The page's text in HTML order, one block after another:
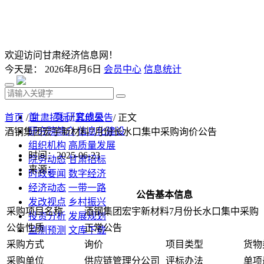
欢迎访问甘肃经济信息网！
今天是： 2026年8月6日 会员中心 信息统计
首 页 研究成果
研究院简介 信息化建设
组织机构 高质量发展
院务动态 甘肃招标
时政要闻 数字经济
经济动态 一带一路
发改视点 乡村振兴
投资分析 发展规划
监测预测 文库下载
首页 /甘肃招标/其他公告/ 正文
酒钢集团宏宇新材料7月份长水口集中采购询价公告
时间：2025-06-23
来源：
公告基本信息
采购项目名称
酒钢集团宏宇新材料7月份长水口集中采购
公告性质
正常公告
采购方式
询价 项目类型
货物
采购单位
供应链管理分公司 评标办法
单项